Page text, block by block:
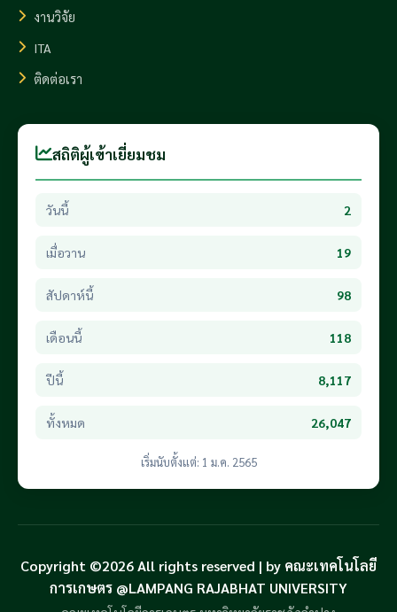
งานวิจัย
ITA
ติดต่อเรา
สถิติผู้เข้าเยี่ยมชม
วันนี้ 2
เมื่อวาน 19
สัปดาห์นี้ 98
เดือนนี้ 118
ปีนี้ 8,117
ทั้งหมด 26,047
เริ่มนับตั้งแต่: 1 ม.ค. 2565
Copyright ©2026 All rights reserved | by คณะเทคโนโลยี
การเกษตร @LAMPANG RAJABHAT UNIVERSITY